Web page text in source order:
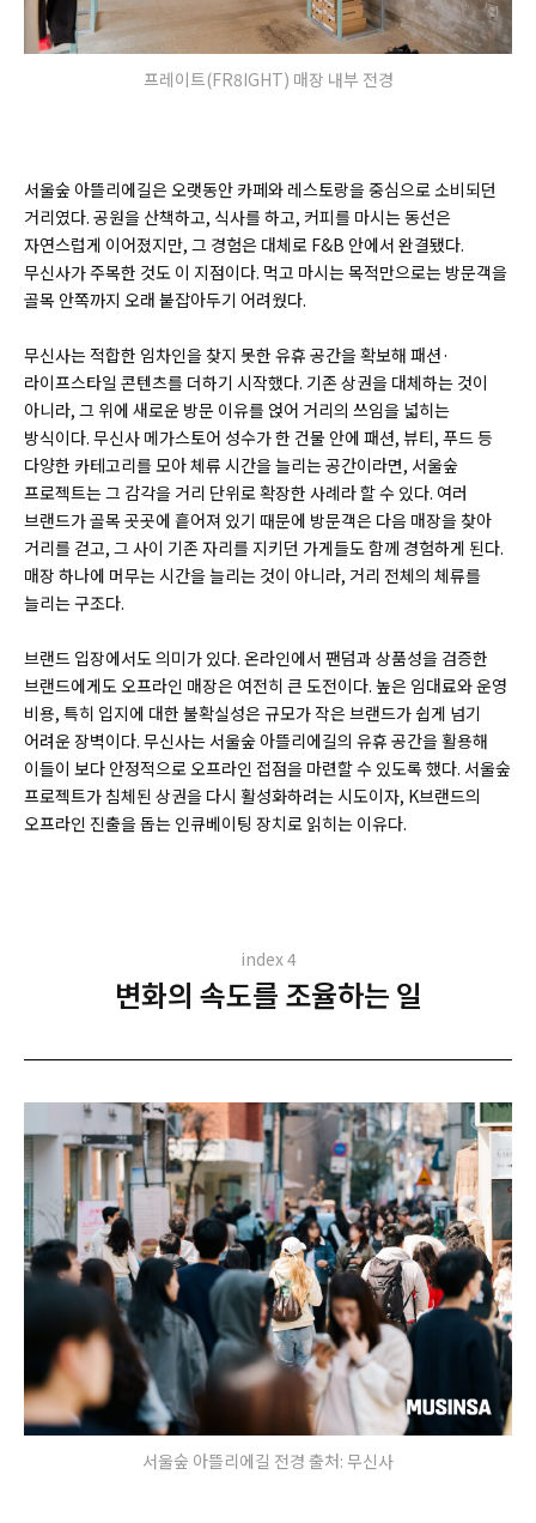
프레이트(FR8IGHT) 매장 내부 전경
서울숲 아뜰리에길은 오랫동안 카페와 레스토랑을 중심으로 소비되던
거리였다. 공원을 산책하고, 식사를 하고, 커피를 마시는 동선은
자연스럽게 이어졌지만, 그 경험은 대체로 F&B 안에서 완결됐다.
무신사가 주목한 것도 이 지점이다. 먹고 마시는 목적만으로는 방문객을
골목 안쪽까지 오래 붙잡아두기 어려웠다.
무신사는 적합한 임차인을 찾지 못한 유휴 공간을 확보해 패션·
라이프스타일 콘텐츠를 더하기 시작했다. 기존 상권을 대체하는 것이
아니라, 그 위에 새로운 방문 이유를 얹어 거리의 쓰임을 넓히는
방식이다. 무신사 메가스토어 성수가 한 건물 안에 패션, 뷰티, 푸드 등
다양한 카테고리를 모아 체류 시간을 늘리는 공간이라면, 서울숲
프로젝트는 그 감각을 거리 단위로 확장한 사례라 할 수 있다. 여러
브랜드가 골목 곳곳에 흩어져 있기 때문에 방문객은 다음 매장을 찾아
거리를 걷고, 그 사이 기존 자리를 지키던 가게들도 함께 경험하게 된다.
매장 하나에 머무는 시간을 늘리는 것이 아니라, 거리 전체의 체류를
늘리는 구조다.
브랜드 입장에서도 의미가 있다. 온라인에서 팬덤과 상품성을 검증한
브랜드에게도 오프라인 매장은 여전히 큰 도전이다. 높은 임대료와 운영
비용, 특히 입지에 대한 불확실성은 규모가 작은 브랜드가 쉽게 넘기
어려운 장벽이다. 무신사는 서울숲 아뜰리에길의 유휴 공간을 활용해
이들이 보다 안정적으로 오프라인 접점을 마련할 수 있도록 했다. 서울숲
프로젝트가 침체된 상권을 다시 활성화하려는 시도이자, K브랜드의
오프라인 진출을 돕는 인큐베이팅 장치로 읽히는 이유다.
index 4
변화의 속도를 조율하는 일
서울숲 아뜰리에길 전경 출처: 무신사